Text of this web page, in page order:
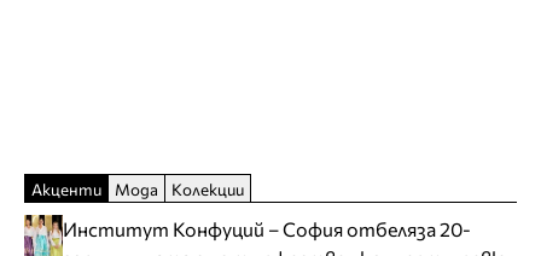
Акценти Мода Колекции
Институт Конфуций – София отбеляза 20-